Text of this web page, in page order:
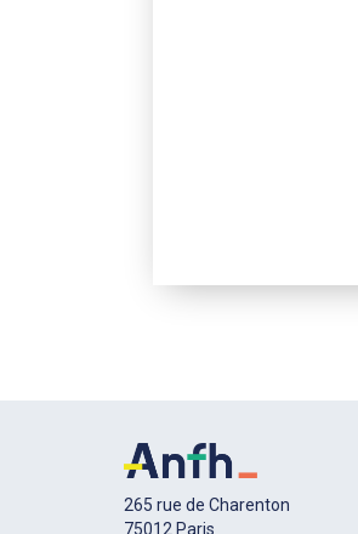
265 rue de Charenton
75012 Paris